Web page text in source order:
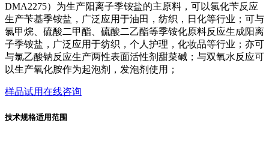
DMA2275）为生产阳离子季铵盐的主原料，可以氯化苄反应
生产苄基季铵盐，广泛应用于油田，纺织，日化等行业；可与
氯甲烷、硫酸二甲酯、硫酸二乙酯等季铵化原料反应生成阳离
子季铵盐，广泛应用于纺织，个人护理，化妆品等行业；亦可
与氯乙酸钠反应生产两性表面活性剂甜菜碱；与双氧水反应可
以生产氧化胺作为起泡剂，发泡剂使用；
样品试用在线咨询
技术规格适用范围